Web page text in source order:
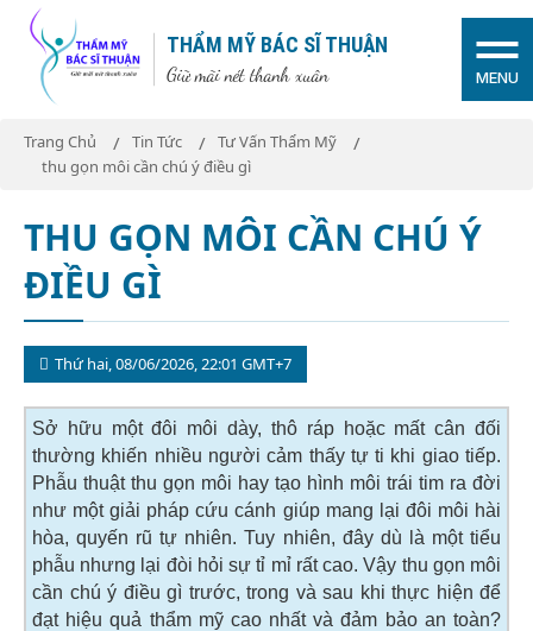
THẨM MỸ BÁC SĨ THUẬN
Giữ mãi nét thanh xuân MENU
Trang Chủ Tin Tức
Tư Vấn Thẩm Mỹ
thu gọn môi cần chú ý điều gì
THU GỌN MÔI CẦN CHÚ Ý
ĐIỀU GÌ
Thứ hai, 08/06/2026, 22:01 GMT+7
Sở hữu một đôi môi dày, thô ráp hoặc mất cân đối
thường khiến nhiều người cảm thấy tự ti khi giao tiếp.
Phẫu thuật thu gọn môi hay tạo hình môi trái tim ra đời
như một giải pháp cứu cánh giúp mang lại đôi môi hài
hòa, quyến rũ tự nhiên. Tuy nhiên, đây dù là một tiểu
phẫu nhưng lại đòi hỏi sự tỉ mỉ rất cao. Vậy thu gọn môi
cần chú ý điều gì trước, trong và sau khi thực hiện để
đạt hiệu quả thẩm mỹ cao nhất và đảm bảo an toàn?